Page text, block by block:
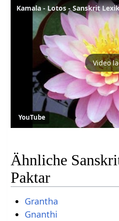
Kamala - Lotos - Sanskrit
Video
YouTube
Ähnliche
Paktar
Grantha
Gnanthi